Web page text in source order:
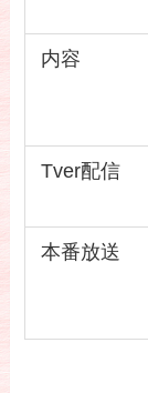
内容
Tver配信
本番放送